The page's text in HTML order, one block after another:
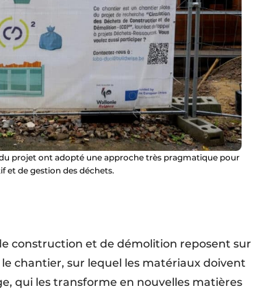
projet ont adopté une approche très pragmatique pour
et de gestion des déchets.
construction et de démolition reposent sur
chantier, sur lequel les matériaux doivent
qui les transforme en nouvelles matières